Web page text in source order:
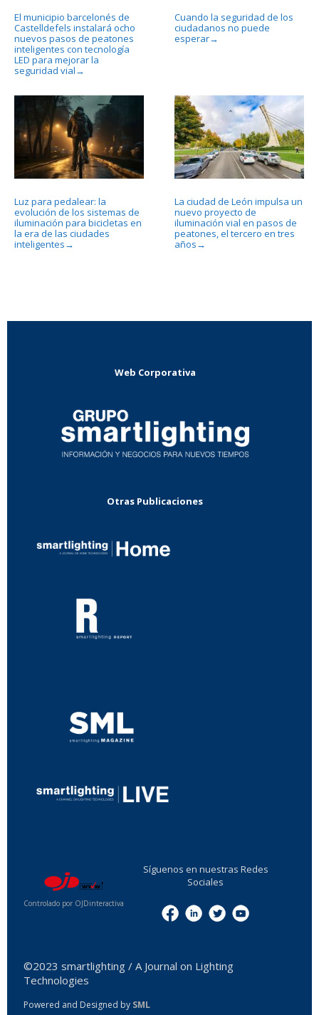
El municipio barcelonés de
Castelldefels instalará ocho
nuevos pasos de peatones
inteligentes con tecnología
LED para mejorar la
seguridad vial →
Cuando la seguridad de los
ciudadanos no puede
esperar→
Luz para pedalear: la
evolución de los sistemas de
iluminación para bicicletas en
la era de las ciudades
inteligentes →
La ciudad de León impulsa un
nuevo proyecto de
iluminación vial en pasos de
peatones, el tercero en tres
años →
Web Corporativa
Otras Publicaciones
Controlado por OJDinteractiva
Síguenos en nuestras Redes
Sociales
©2023 smartlighting / A Journal on Lighting
Technologies
Powered and Designed by SML